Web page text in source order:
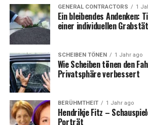
GENERAL CONTRACTORS 1
Ein bleibendes Andenken:
einer individuellen
SCHEIBEN TÖNEN 1 Jahr ago
Wie Scheiben tönen den
Privatsphäre verbessert
BERÜHMTHEIT 1 Jahr ago
Hendrikje Fitz –
Porträt